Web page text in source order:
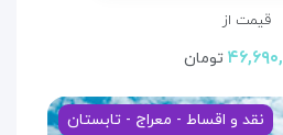
قیمت از
تومان
نقد و اقساط - معراج - تابستان